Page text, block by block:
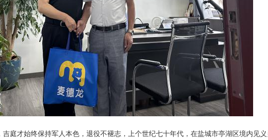
吉庭才始终保持军人本色，退役不褪志，上个世纪七十年代，在盐城市亭湖区境内见